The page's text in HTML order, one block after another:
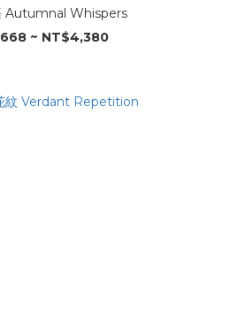
Autumnal Whispers
~ NT$4,380